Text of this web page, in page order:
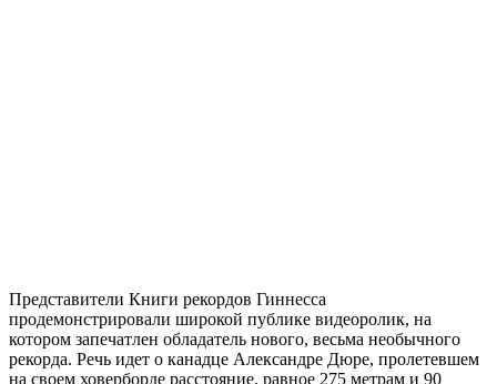
Представители Книги рекордов Гиннесса
продемонстрировали широкой публике видеоролик, на
котором запечатлен обладатель нового, весьма необычного
рекорда. Речь идет о канадце Александре Дюре, пролетевшем
на своем ховерборде расстояние, равное 275 метрам и 90